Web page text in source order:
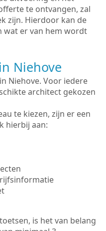
te ontvangen, zal
zijn. Hierdoor kan de
wat er van hem wordt
Niehove
Niehove. Voor iedere
architect gekozen
te kiezen, zijn er een
hierbij aan:
is het van belang